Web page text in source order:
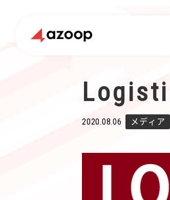
2020.08.06 メディア